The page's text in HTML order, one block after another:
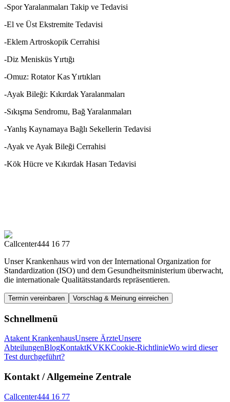
-Spor Yaralanmaları Takip ve Tedavisi
-El ve Üst Ekstremite Tedavisi
-Eklem Artroskopik Cerrahisi
-Diz Menisküs Yırtığı
-Omuz: Rotator Kas Yırtıkları
-Ayak Bileği: Kıkırdak Yaralanmaları
-Sıkışma Sendromu, Bağ Yaralanmaları
-Yanlış Kaynamaya Bağlı Sekellerin Tedavisi
-Ayak ve Ayak Bileği Cerrahisi
-Kök Hücre ve Kıkırdak Hasarı Tedavisi
Callcenter444 16 77
Unser Krankenhaus wird von der International Organization for
Standardization (ISO) und dem Gesundheitsministerium überwacht,
die internationale Qualitätsstandards repräsentieren.
Termin vereinbaren Vorschlag & Meinung einreichen
Schnellmenü
Atakent KrankenhausUnsere ÄrzteUnsere
AbteilungenBlogKontaktKVKKCookie-RichtlinieWo wird dieser
Test durchgeführt?
Kontakt / Allgemeine Zentrale
Callcenter444 16 77